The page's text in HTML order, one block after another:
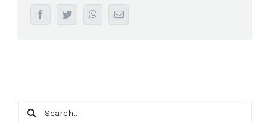
facebooktwitter whatsappEmail
Search